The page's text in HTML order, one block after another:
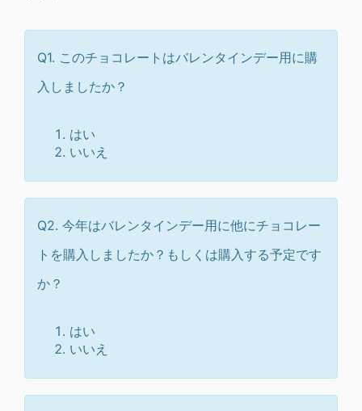
Q1. このチョコレートはバレンタインデー用に購
入しましたか？
はい
いいえ
Q2. 今年はバレンタインデー用に他にチョコレー
トを購入しましたか？もしくは購入する予定です
か？
はい
いいえ